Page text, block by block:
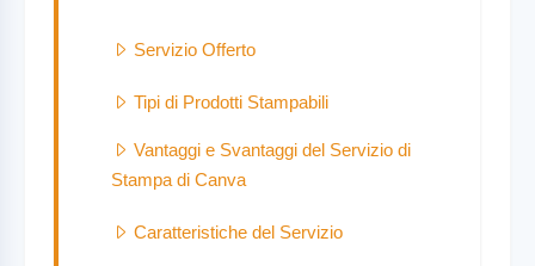
Servizio Offerto
Tipi di Prodotti Stampabili
Vantaggi e Svantaggi del Servizio di
Stampa di Canva
Caratteristiche del Servizio